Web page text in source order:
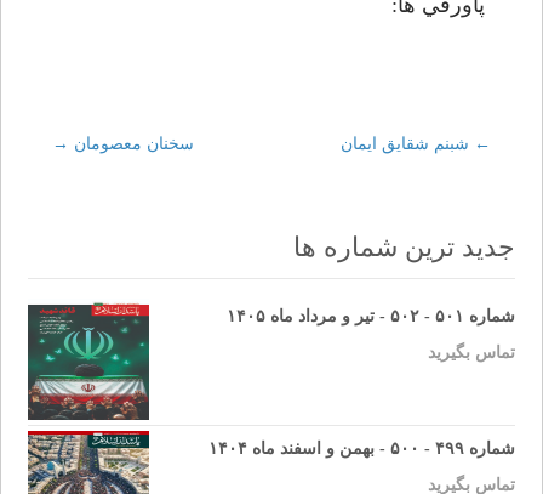
پاورقي ها:
Post
navigation
← شبنم شقايق ايمان سخنان معصومان →
جدید ترین شماره ها
شماره ۵۰۱ - ۵۰۲ - تیر و مرداد ماه ۱۴۰۵
تماس بگیرید
شماره ۴۹۹ - ۵۰۰ - بهمن و اسفند ماه ۱۴۰۴
تماس بگیرید